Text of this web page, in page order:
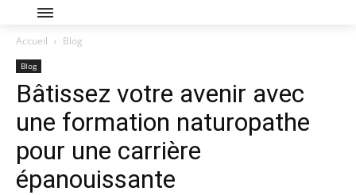
Accueil Blog
Blog
Bâtissez votre avenir avec
une formation naturopathe
pour une carrière
épanouissante